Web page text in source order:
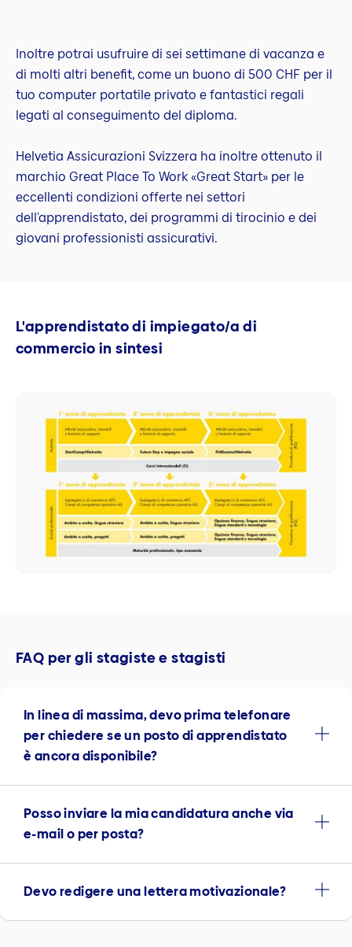
Inoltre potrai usufruire di sei settimane di vacanza e
di molti altri benefit, come un buono di 500 CHF per il
tuo computer portatile privato e fantastici regali
legati al conseguimento del diploma.
Helvetia Assicurazioni Svizzera ha inoltre ottenuto il
marchio Great Place To Work «Great Start» per le
eccellenti condizioni offerte nei settori
dell'apprendistato, dei programmi di tirocinio e dei
giovani professionisti assicurativi.
L'apprendistato di impiegato/a di
commercio in sintesi
FAQ per gli stagiste e stagisti
In linea di massima, devo prima telefonare
per chiedere se un posto di apprendistato
è ancora disponibile?
Posso inviare la mia candidatura anche via
e-mail o per posta?
Devo redigere una lettera motivazionale?